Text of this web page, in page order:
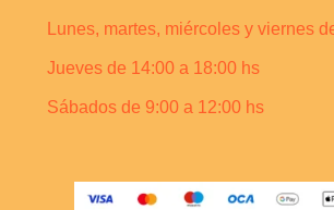
Lunes, martes, miércoles y viernes
Jueves de 14:00 a 18:00 hs
Sábados de 9:00 a 12:00 hs